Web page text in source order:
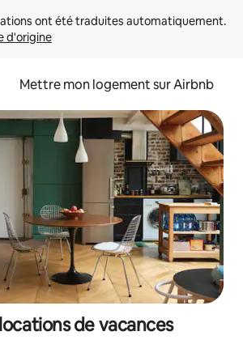
d'origine
Mettre mon logement sur Airbnb
de vacances